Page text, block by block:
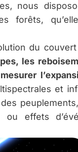
nous
forêts,
du
les
et
effets